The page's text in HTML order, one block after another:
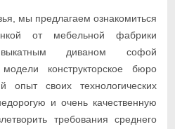
мы предлагаем ознакомиться
от мебельной фабрики
диваном софой
конструкторское бюро
опыт своих технологических
и очень качественную
требования среднего